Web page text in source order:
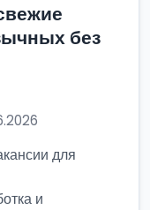
без
для
и